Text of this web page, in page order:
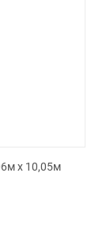
х 10,05м